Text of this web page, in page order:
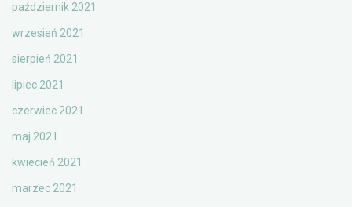
październik 2021
wrzesień 2021
sierpień 2021
lipiec 2021
czerwiec 2021
maj 2021
kwiecień 2021
marzec 2021